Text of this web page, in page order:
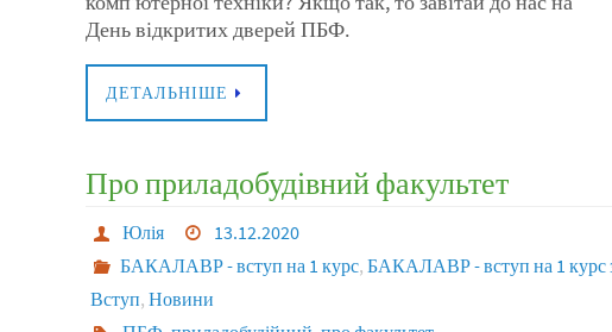
День відкритих дверей ПБФ.
ДЕТАЛЬНІШЕ
Про приладобудівний факультет
Юлія
13.12.2020
БАКАЛАВР - вступ на 1 курс, БАКАЛАВР - вступ на 1 курс
Вступ, Новини